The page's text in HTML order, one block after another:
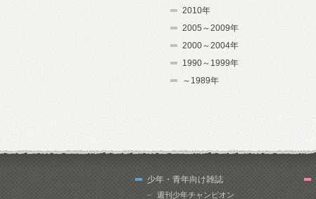
2010年
2005～2009年
2000～2004年
1990～1999年
～1989年
少年・青年向け雑誌
週刊少年チャンピオン